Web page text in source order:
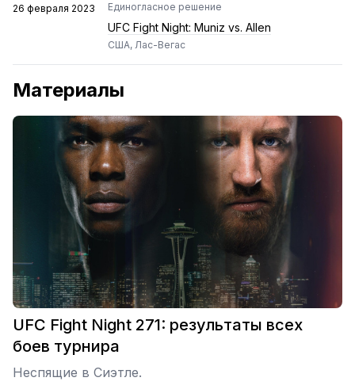
26 февраля 2023 Единогласное решение
UFC Fight Night: Muniz vs. Allen
США, Лас-Вегас
Материалы
UFC Fight Night 271: результаты всех
боев турнира
Неспящие в Сиэтле.